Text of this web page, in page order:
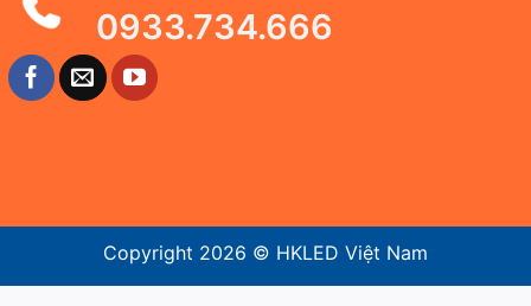
0933.734.666
Copyright 2026 © HKLED Việt Nam